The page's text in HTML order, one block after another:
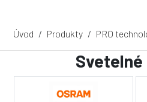
Úvod Produkty PRO